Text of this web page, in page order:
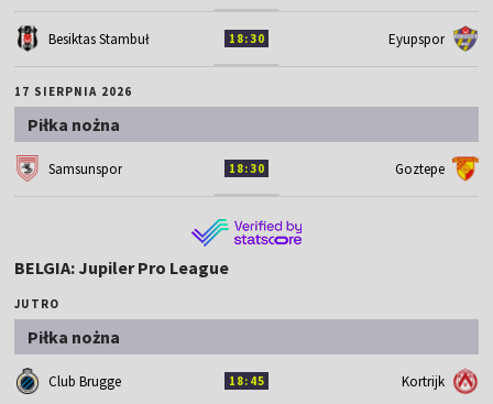
Besiktas Stambuł 18:30 Eyupspor
17 SIERPNIA 2026
Piłka nożna
Samsunspor 18:30 Goztepe
BELGIA: Jupiler Pro League
JUTRO
Piłka nożna
Club Brugge 18:45 Kortrijk